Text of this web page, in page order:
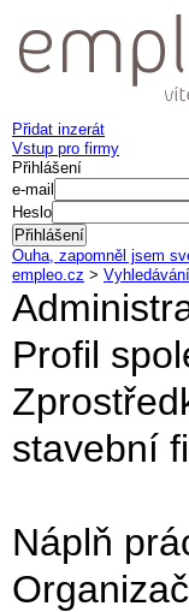
Přidat inzerát
Vstup pro firmy
Přihlášení
e-mail
Heslo
Ouha, zapomněl jsem
empleo.cz >
Profil
stavební
Náplň